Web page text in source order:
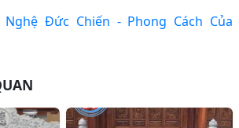
Đức Chiến - Phong Cách Của